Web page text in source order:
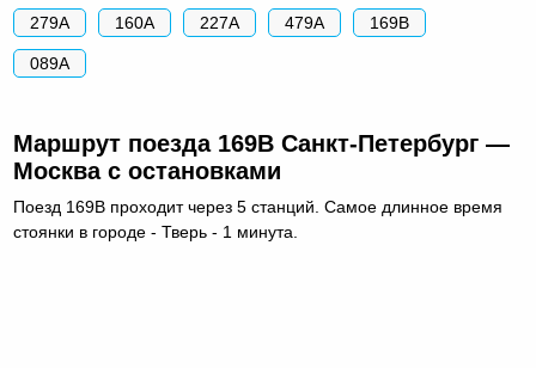
279А 160А 227А 479А 169В
089А
Маршрут поезда 169В Санкт-Петербург —
Москва с остановками
Поезд 169В проходит через 5 станций. Самое длинное время
стоянки в городе - Тверь - 1 минута.